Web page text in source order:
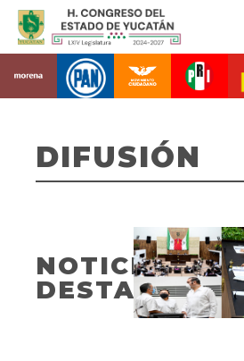
DIFUSIÓN
NOTICIAS
DESTACADAS